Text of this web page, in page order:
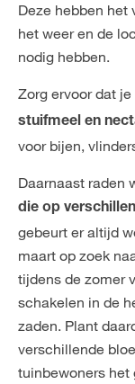
Deze hebben het
het weer en de
nodig hebben.
Zorg ervoor dat je
stuifmeel en
voor bijen,
Daarnaast raden
die op
gebeurt er altijd
maart op zoek
tijdens de zomer
schakelen in de
zaden. Plant
verschillende
tuinbewoners het